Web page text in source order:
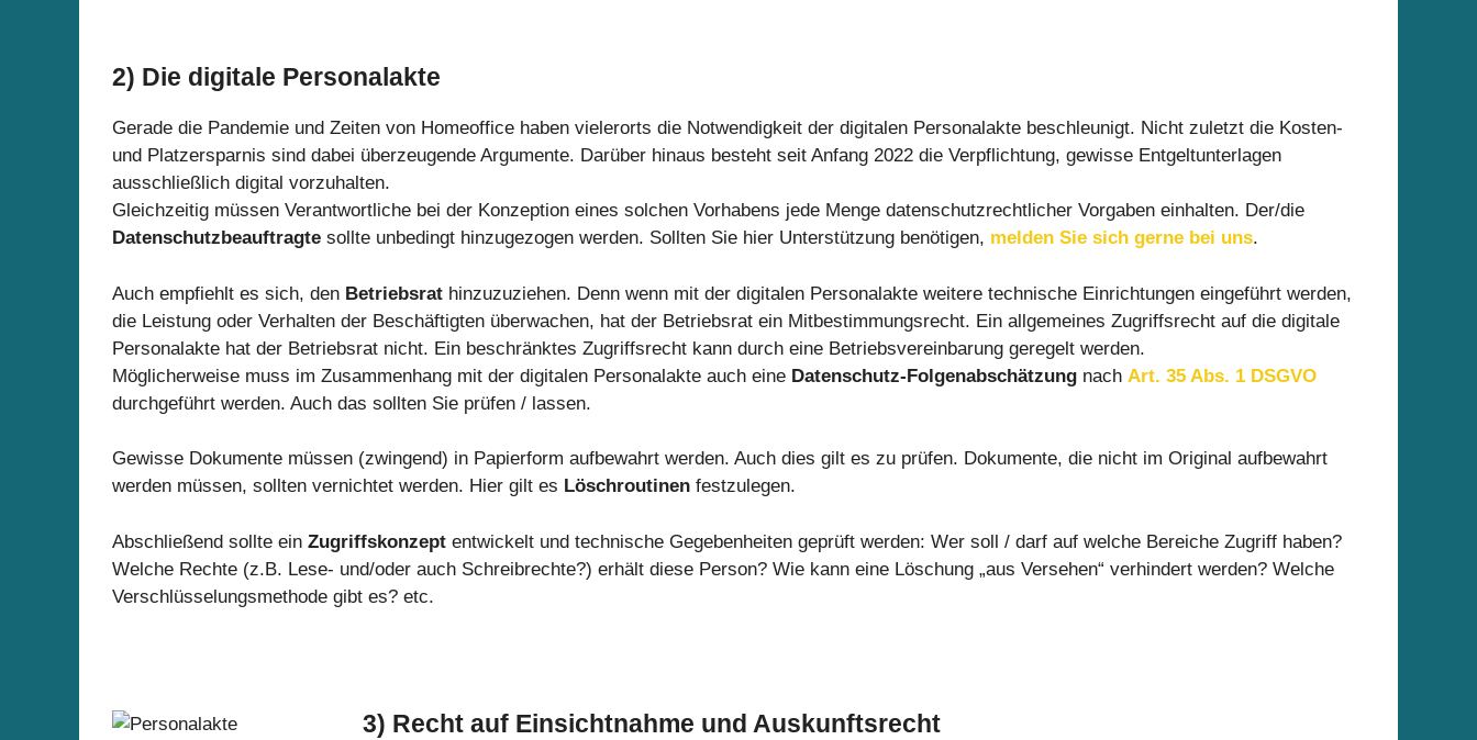
2) Die digitale Personalakte
Gerade die Pandemie und Zeiten von Homeoffice haben vielerorts die Notwendigkeit der digitalen Personalakte beschleunigt. Nicht zuletzt die Kosten-
und Platzersparnis sind dabei überzeugende Argumente. Darüber hinaus besteht seit Anfang 2022 die Verpflichtung, gewisse Entgeltunterlagen
ausschließlich digital vorzuhalten.
Gleichzeitig müssen Verantwortliche bei der Konzeption eines solchen Vorhabens jede Menge datenschutzrechtlicher Vorgaben einhalten. Der/die
Datenschutzbeauftragte sollte unbedingt hinzugezogen werden. Sollten Sie hier Unterstützung benötigen, melden Sie sich gerne bei uns.
Auch empfiehlt es sich, den Betriebsrat hinzuzuziehen. Denn wenn mit der digitalen Personalakte weitere technische Einrichtungen eingeführt werden,
die Leistung oder Verhalten der Beschäftigten überwachen, hat der Betriebsrat ein Mitbestimmungsrecht. Ein allgemeines Zugriffsrecht auf die digitale
Personalakte hat der Betriebsrat nicht. Ein beschränktes Zugriffsrecht kann durch eine Betriebsvereinbarung geregelt werden.
Möglicherweise muss im Zusammenhang mit der digitalen Personalakte auch eine Datenschutz-Folgenabschätzung nach Art. 35 Abs. 1 DSGVO
durchgeführt werden. Auch das sollten Sie prüfen / lassen.
Gewisse Dokumente müssen (zwingend) in Papierform aufbewahrt werden. Auch dies gilt es zu prüfen. Dokumente, die nicht im Original aufbewahrt
werden müssen, sollten vernichtet werden. Hier gilt es Löschroutinen festzulegen.
Abschließend sollte ein Zugriffskonzept entwickelt und technische Gegebenheiten geprüft werden: Wer soll / darf auf welche Bereiche Zugriff haben?
Welche Rechte (z.B. Lese- und/oder auch Schreibrechte?) erhält diese Person? Wie kann eine Löschung „aus Versehen“ verhindert werden? Welche
Verschlüsselungsmethode gibt es? etc.
3) Recht auf Einsichtnahme und Auskunftsrecht